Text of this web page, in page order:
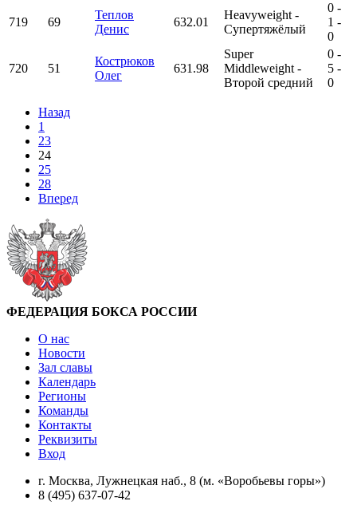
719 69
Теплов
Денис
632.01
Heavyweight -
Супертяжёлый
0 -
1 -
0
720 51
Кострюков
Олег
631.98
Super
Middleweight -
Второй средний
0 -
5 -
0
Назад
1
23
24
25
28
Вперед
ФЕДЕРАЦИЯ БОКСА РОССИИ
О нас
Новости
Зал славы
Календарь
Регионы
Команды
Контакты
Реквизиты
Вход
г. Москва, Лужнецкая наб., 8 (м. «Воробьевы горы»)
8 (495) 637-07-42